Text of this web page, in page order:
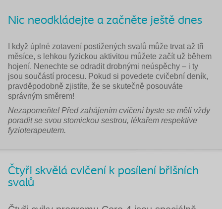
Nic neodkládejte a začněte ještě dnes
I když úplné zotavení postižených svalů může trvat až tři
měsíce, s lehkou fyzickou aktivitou můžete začít už během
hojení. Nenechte se odradit drobnými neúspěchy – i ty
jsou součástí procesu. Pokud si povedete cvičební deník,
pravděpodobně zjistíte, že se skutečně posouváte
správným směrem!
Nezapomeňte! Před zahájením cvičení byste se měli vždy
poradit se svou stomickou sestrou, lékařem respektive
fyzioterapeutem.
Čtyři skvělá cvičení k posílení břišních
svalů